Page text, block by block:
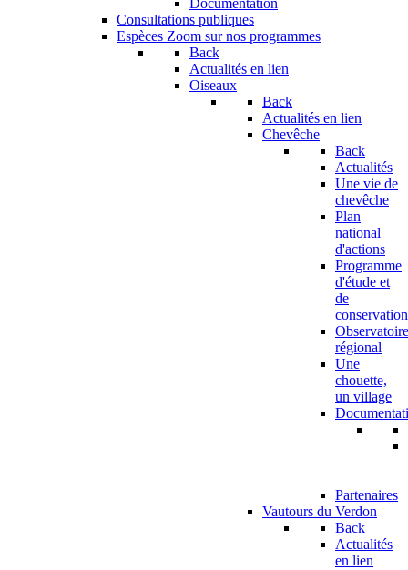
Documentation
Consultations publiques
Espèces Zoom sur nos programmes
Back
Actualités en lien
Oiseaux
Back
Actualités en lien
Chevêche
Back
Actualités
Une vie de
chevêche
Plan
national
d'actions
Programme
d'étude et
de
conservation
Observatoire
régional
Une
chouette,
un village
Partenaires
Vautours du Verdon
Back
Actualités
en lien